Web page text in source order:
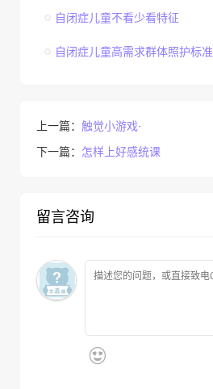
自闭症儿童不看少看特征
自闭症儿童高需求群体照护标准
上一篇： 触觉小游戏·
下一篇： 怎样上好感统课
留言咨询